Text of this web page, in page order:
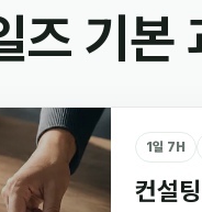
즈 기본
1일 7H
컨설